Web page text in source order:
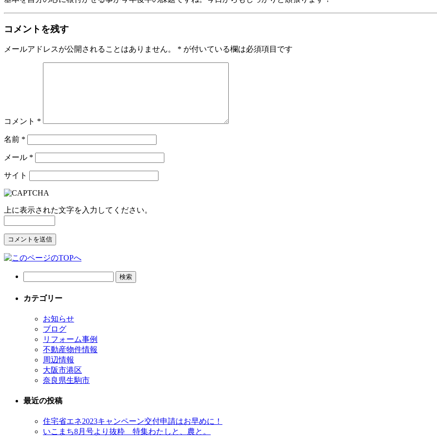
コメントを残す
メールアドレスが公開されることはありません。 * が付いている欄は必須項目です
コメント *
名前 *
メール *
サイト
上に表示された文字を入力してください。
カテゴリー
お知らせ
ブログ
リフォーム事例
不動産物件情報
周辺情報
大阪市港区
奈良県生駒市
最近の投稿
住宅省エネ2023キャンペーン交付申請はお早めに！
いこまち8月号より抜粋 特集わたしと、農と。